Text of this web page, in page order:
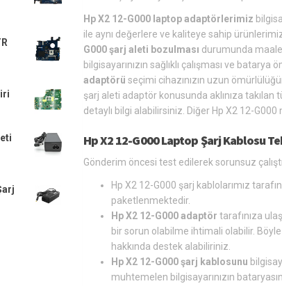
Hp X2 12-G000 laptop adaptörlerimiz
ile aynı değerlere ve kaliteye sahip
G000 şarj aleti bozulması durumunda
bilgisayarınızın sağlıklı çalışması ve
adaptörü seçimi cihazınızın uzun
şarj aleti adaptör konusunda aklınıza
detaylı bilgi alabilirsiniz. Diğer Hp X2 12-
Hp X2 12-G000 Laptop Şarj Kablosu
Gönderim öncesi test edilerek sorunsuz
Hp X2 12-G000 şarj kablolarımız
paketlenmektedir.
Hp X2 12-G000 adaptör tarafınıza
bir sorun olabilme ihtimali olabilir.
hakkında destek alabiliriniz.
Hp X2 12-G000 şarj kablosunu
muhtemelen bilgisayarınızın